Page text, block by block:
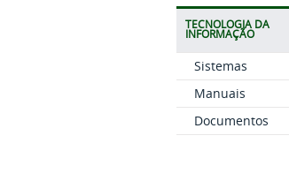
TECNOLOGIA DA
INFORMAÇÃO
Sistemas
Manuais
Documentos